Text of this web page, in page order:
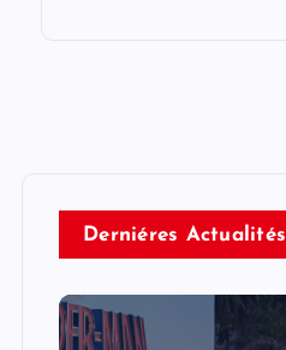
Derniéres Actualités